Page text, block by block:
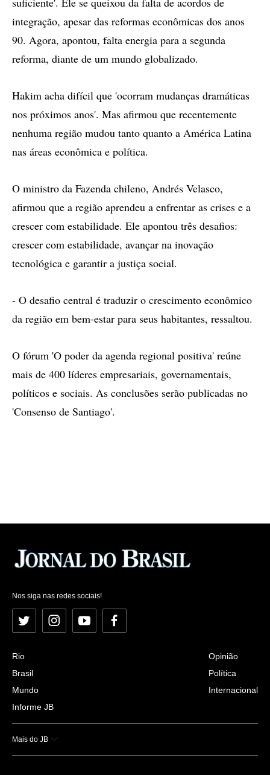
integração, apesar das reformas econômicas dos anos
90. Agora, apontou, falta energia para a segunda
reforma, diante de um mundo globalizado.
Hakim acha difícil que 'ocorram mudanças dramáticas
nos próximos anos'. Mas afirmou que recentemente
nenhuma região mudou tanto quanto a América Latina
nas áreas econômica e política.
O ministro da Fazenda chileno, Andrés Velasco,
afirmou que a região aprendeu a enfrentar as crises e a
crescer com estabilidade. Ele apontou três desafios:
crescer com estabilidade, avançar na inovação
tecnológica e garantir a justiça social.
- O desafio central é traduzir o crescimento econômico
da região em bem-estar para seus habitantes, ressaltou.
O fórum 'O poder da agenda regional positiva' reúne
mais de 400 líderes empresariais, governamentais,
políticos e sociais. As conclusões serão publicadas no
'Consenso de Santiago'.
Nos siga nas redes sociais!
Twitter InstagramYouTubeFacebook
Rio
Brasil
Mundo
Informe JB
Opinião
Política
Internacional
Mais do JB
Esportes